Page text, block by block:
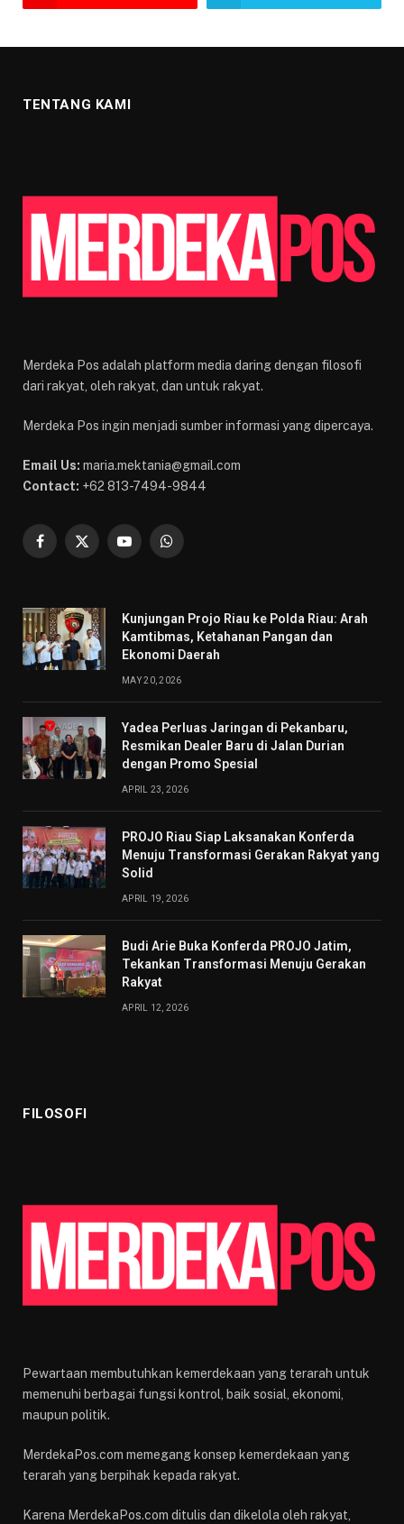
TENTANG KAMI
Merdeka Pos adalah platform media daring dengan filosofi
dari rakyat, oleh rakyat, dan untuk rakyat.
Merdeka Pos ingin menjadi sumber informasi yang dipercaya.
Email Us: maria.mektania@gmail.com
Contact: +62 813-7494-9844
Facebook
X
YouTubeWhatsApp
Kunjungan Projo Riau ke Polda Riau: Arah
Kamtibmas, Ketahanan Pangan dan
Ekonomi Daerah
MAY 20, 2026
Yadea Perluas Jaringan di Pekanbaru,
Resmikan Dealer Baru di Jalan Durian
dengan Promo Spesial
APRIL 23, 2026
PROJO Riau Siap Laksanakan Konferda
Menuju Transformasi Gerakan Rakyat yang
Solid
APRIL 19, 2026
Budi Arie Buka Konferda PROJO Jatim,
Tekankan Transformasi Menuju Gerakan
Rakyat
APRIL 12, 2026
FILOSOFI
Pewartaan membutuhkan kemerdekaan yang terarah untuk
memenuhi berbagai fungsi kontrol, baik sosial, ekonomi,
maupun politik.
MerdekaPos.com memegang konsep kemerdekaan yang
terarah yang berpihak kepada rakyat.
Karena MerdekaPos.com ditulis dan dikelola oleh rakyat,